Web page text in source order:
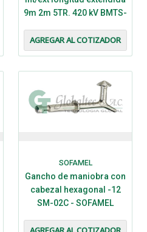
9m 2m 5TR. 420 kV BMTS-
AGREGAR AL COTIZADOR
SOFAMEL
Gancho de maniobra con
cabezal hexagonal -12
SM-02C - SOFAMEL